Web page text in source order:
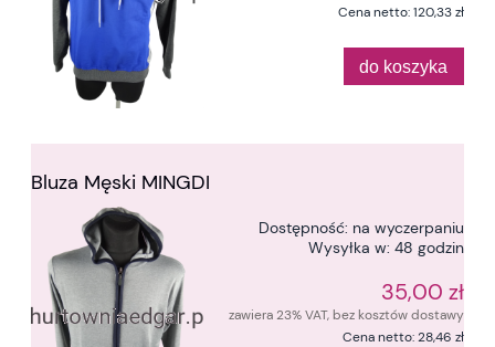
Cena netto:120,33 zł
do koszyka
Bluza Męski MINGDI
Dostępność: na wyczerpaniu
Wysyłka w: 48 godzin
35,00 zł
zawiera 23% VAT, bez kosztów dostawy
Cena netto:28,46 zł